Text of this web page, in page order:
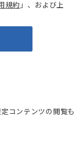
規約 」、および上
コンテンツの閲覧も